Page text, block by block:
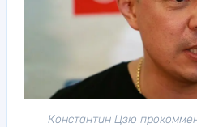
Константин Цзю